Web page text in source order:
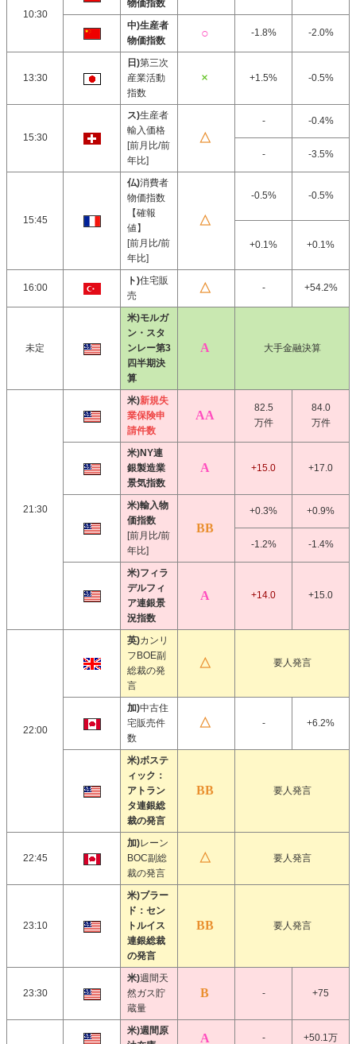
10:30
物価指数
中)生産者
物価指数
-1.8% -2.0%
13:30
日)第三次
産業活動
指数
+1.5% -0.5%
15:30
ス)生産者
輸入価格
[前月比/前
年比]
- -0.4%
- -3.5%
15:45
仏)消費者
物価指数
【確報
値】
[前月比/前
年比]
-0.5% -0.5%
+0.1% +0.1%
16:00
ト)住宅販
売
- +54.2%
未定
米)モルガ
ン・スタ
ンレー第3
四半期決
算
大手金融決算
21:30
米)新規失
業保険申
請件数
82.5
万件
84.0
万件
米)NY連
銀製造業
景気指数
+15.0 +17.0
米)輸入物
価指数
[前月比/前
年比]
+0.3% +0.9%
-1.2% -1.4%
米)フィラ
デルフィ
ア連銀景
況指数
+14.0 +15.0
22:00
英)カンリ
フBOE副
総裁の発
言
要人発言
加)中古住
宅販売件
数
- +6.2%
米)ボステ
ィック：
アトラン
タ連銀総
裁の発言
要人発言
22:45
加)レーン
BOC副総
裁の発言
要人発言
23:10
米)ブラー
ド：セン
トルイス
連銀総裁
の発言
要人発言
23:30
米)週間天
然ガス貯
蔵量
- +75
米)週間原
- +50.1万